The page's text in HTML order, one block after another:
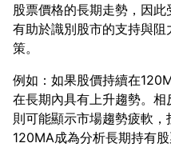
股票價格的長期走勢，因
有助於識別股市的支持與
例如：如果股價持續在
在長期內具有上升趨勢。相
則可能顯示市場趨勢疲軟